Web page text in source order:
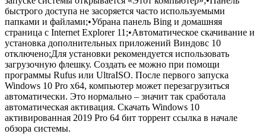
быстрого доступа не засоряется часто используемыми
папками и файлами;•Убрана панель Bing и домашняя
страница с Internet Explorer 11;•Автоматическое скачивание и
установка дополнительных приложений Виндовс 10
отключено;Для установки рекомендуется использовать
загрузочную флешку. Создать ее можно при помощи
программы Rufus или UltraISO. После первого запуска
Windows 10 Pro x64, компьютер может перезагрузиться
автоматически. Это нормально – значит так сработала
автоматическая активация. Скачать Windows 10
активированная 2019 Pro 64 бит торрент ссылка в начале
обзора системы.